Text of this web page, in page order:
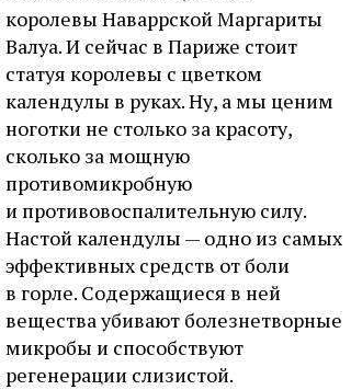
королевы Наваррской Маргариты
Валуа. И сейчас в Париже стоит
статуя королевы с цветком
календулы в руках. Ну, а мы ценим
ноготки не столько за красоту,
сколько за мощную
противомикробную
и противовоспалительную силу.
Настой календулы — одно из самых
эффективных средств от боли
в горле. Содержащиеся в ней
вещества убивают болезнетворные
микробы и способствуют
регенерации слизистой.